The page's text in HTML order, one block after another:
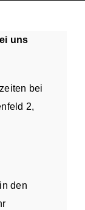
uns
bei
2,
den